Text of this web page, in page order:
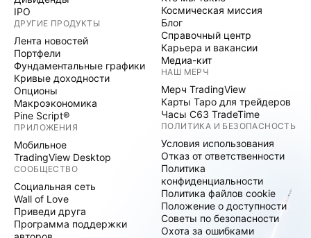
IPO
ДРУГИЕ ПРОДУКТЫ
Лента новостей
Портфели
Фундаментальные графики
Кривые доходности
Опционы
Макроэкономика
Pine Script®
ПРИЛОЖЕНИЯ
Мобильное
TradingView Desktop
СООБЩЕСТВО
Социальная сеть
Wall of Love
Приведи друга
Программа поддержки
Космическая миссия
Блог
Справочный центр
Карьера и вакансии
Медиа-кит
НАШ МЕРЧ
Мерч TradingView
Карты Таро для трейдеров
Часы C63 TradeTime
ПОЛИТИКА И БЕЗОПАСНОСТЬ
Условия использования
Отказ от ответственности
Политика
конфиденциальности
Политика файлов cookie
Положение о доступности
Советы по безопасности
Охота за ошибками